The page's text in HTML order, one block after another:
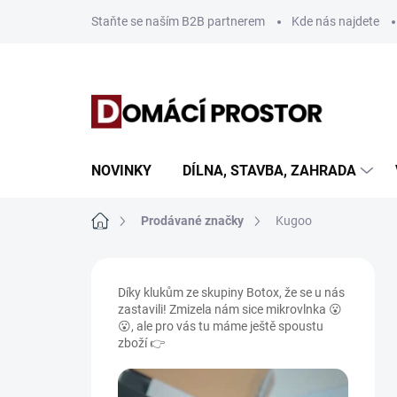
Staňte se naším B2B partnerem Kde nás najdete
NOVINKY DÍLNA, STAVBA, ZAHRADA
Domů Prodávané značky Kugoo
Díky klukům ze skupiny Botox, že se u nás
zastavili! Zmizela nám sice mikrovlnka 😮
😮, ale pro vás tu máme ještě spoustu
zboží 👉